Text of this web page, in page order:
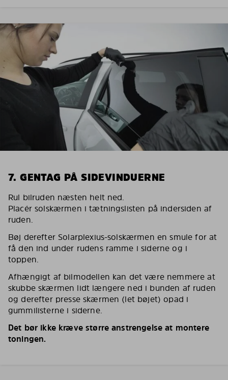
7. GENTAG PÅ SIDEVINDUERNE
Rul bilruden næsten helt ned.
Placér solskærmen i tætningslisten på indersiden af
ruden.
Bøj derefter Solarplexius-solskærmen en smule for at
få den ind under rudens ramme i siderne og i
toppen.
Afhængigt af bilmodellen kan det være nemmere at
skubbe skærmen lidt længere ned i bunden af ruden
og derefter presse skærmen (let bøjet) opad i
gummilisterne i siderne.
Det bør ikke kræve større anstrengelse at montere
toningen.